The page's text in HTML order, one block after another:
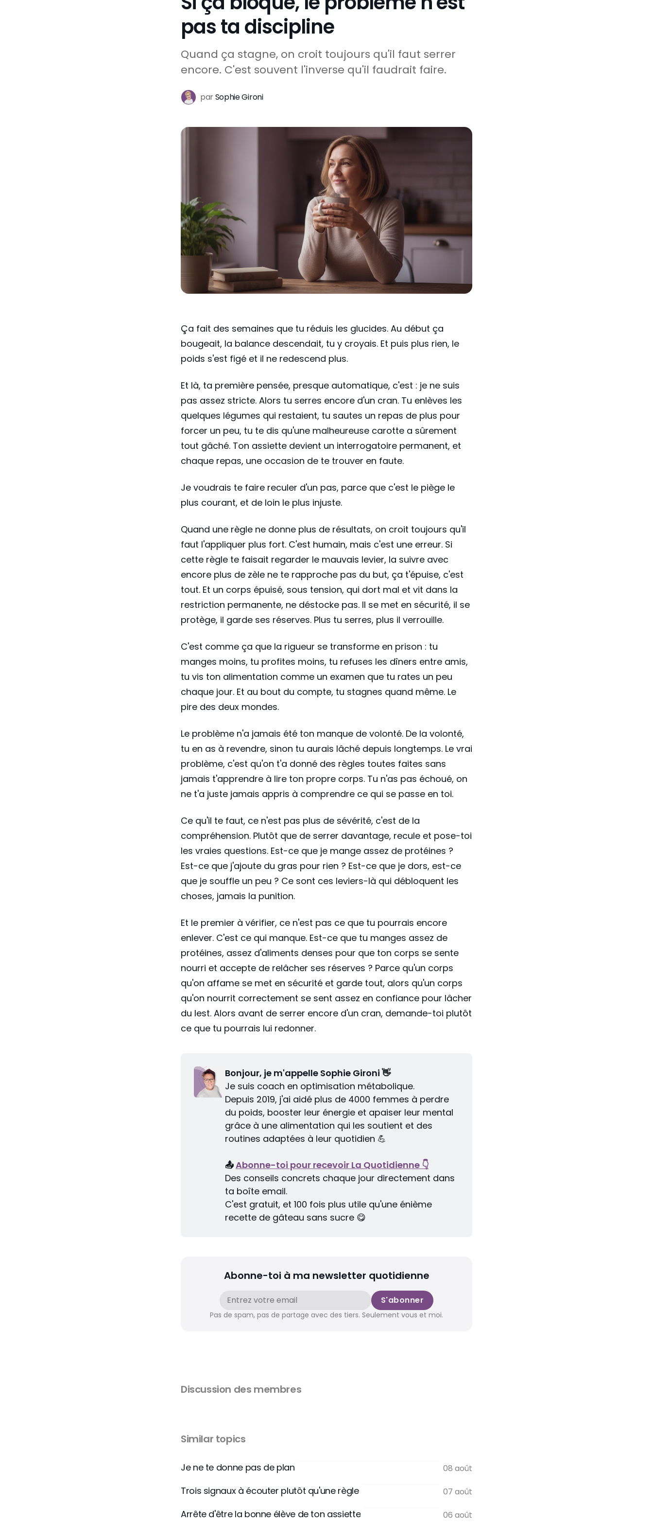
pas ta discipline
Quand ça stagne, on croit toujours qu'il faut serrer
encore. C'est souvent l'inverse qu'il faudrait faire.
parSophie Gironi
Ça fait des semaines que tu réduis les glucides. Au début ça
bougeait, la balance descendait, tu y croyais. Et puis plus rien, le
poids s'est figé et il ne redescend plus.
Et là, ta première pensée, presque automatique, c'est : je ne suis
pas assez stricte. Alors tu serres encore d'un cran. Tu enlèves les
quelques légumes qui restaient, tu sautes un repas de plus pour
forcer un peu, tu te dis qu'une malheureuse carotte a sûrement
tout gâché. Ton assiette devient un interrogatoire permanent, et
chaque repas, une occasion de te trouver en faute.
Je voudrais te faire reculer d'un pas, parce que c'est le piège le
plus courant, et de loin le plus injuste.
Quand une règle ne donne plus de résultats, on croit toujours qu'il
faut l'appliquer plus fort. C'est humain, mais c'est une erreur. Si
cette règle te faisait regarder le mauvais levier, la suivre avec
encore plus de zèle ne te rapproche pas du but, ça t'épuise, c'est
tout. Et un corps épuisé, sous tension, qui dort mal et vit dans la
restriction permanente, ne déstocke pas. Il se met en sécurité, il se
protège, il garde ses réserves. Plus tu serres, plus il verrouille.
C'est comme ça que la rigueur se transforme en prison : tu
manges moins, tu profites moins, tu refuses les dîners entre amis,
tu vis ton alimentation comme un examen que tu rates un peu
chaque jour. Et au bout du compte, tu stagnes quand même. Le
pire des deux mondes.
Le problème n'a jamais été ton manque de volonté. De la volonté,
tu en as à revendre, sinon tu aurais lâché depuis longtemps. Le vrai
problème, c'est qu'on t'a donné des règles toutes faites sans
jamais t'apprendre à lire ton propre corps. Tu n'as pas échoué, on
ne t'a juste jamais appris à comprendre ce qui se passe en toi.
Ce qu'il te faut, ce n'est pas plus de sévérité, c'est de la
compréhension. Plutôt que de serrer davantage, recule et pose-toi
les vraies questions. Est-ce que je mange assez de protéines ?
Est-ce que j'ajoute du gras pour rien ? Est-ce que je dors, est-ce
que je souffle un peu ? Ce sont ces leviers-là qui débloquent les
choses, jamais la punition.
Et le premier à vérifier, ce n'est pas ce que tu pourrais encore
enlever. C'est ce qui manque. Est-ce que tu manges assez de
protéines, assez d'aliments denses pour que ton corps se sente
nourri et accepte de relâcher ses réserves ? Parce qu'un corps
qu'on affame se met en sécurité et garde tout, alors qu'un corps
qu'on nourrit correctement se sent assez en confiance pour lâcher
du lest. Alors avant de serrer encore d'un cran, demande-toi plutôt
ce que tu pourrais lui redonner.
Bonjour, je m'appelle Sophie Gironi 👋
Je suis coach en optimisation métabolique.
Depuis 2019, j'ai aidé plus de 4000 femmes à perdre
du poids, booster leur énergie et apaiser leur mental
grâce à une alimentation qui les soutient et des
routines adaptées à leur quotidien 💪
📤 Abonne-toi pour recevoir La Quotidienne 👇
Des conseils concrets chaque jour directement dans
ta boîte email.
C'est gratuit, et 100 fois plus utile qu'une énième
recette de gâteau sans sucre 😋
Abonne-toi à ma newsletter quotidienne
S'abonner
Pas de spam, pas de partage avec des tiers. Seulement vous et moi.
Discussion des membres
Similar topics
Je ne te donne pas de plan 08 août
Trois signaux à écouter plutôt qu'une règle 07 août
Arrête d'être la bonne élève de ton assiette 06 août